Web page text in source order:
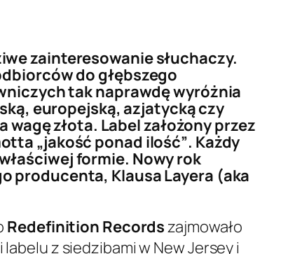
zainteresowanie słuchaczy.
do głębszego
tak naprawdę wyróżnia
europejską, azjatycką czy
wagę złota. Label założony przez
„jakość ponad ilość”. Każdy
formie. Nowy rok
producenta, Klausa Layera (aka
Redefinition Recordszajmowało
z siedzibami w New Jersey i